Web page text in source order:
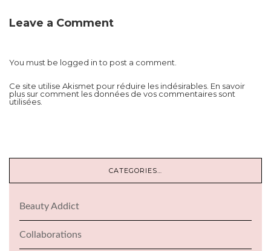
Leave a Comment
You must be logged into post a comment.
Ce site utilise Akismet pour réduire les indésirables. En savoir
plus sur comment les données de vos commentaires sont
utilisées
CATEGORIES…
Beauty Addict
Collaborations